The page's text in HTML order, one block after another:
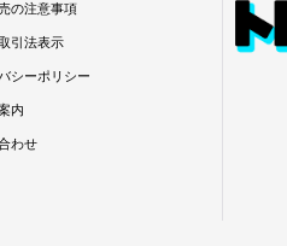
の注意事項
引法表示
シーポリシー
内
わせ